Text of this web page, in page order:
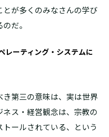
が多くのみなさんの学び
だ。
ーティング・システムに
第三の意味は、実は世界
ス・経営観念は、宗教の
ールされている、という